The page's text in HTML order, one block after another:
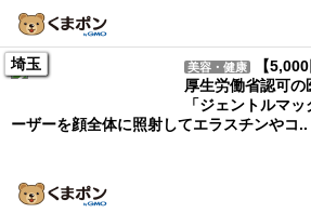
埼玉
美容・健康
【
厚生労働省認可
「ジェントルマ
ーザーを顔全体に照射してエラスチンやコ..